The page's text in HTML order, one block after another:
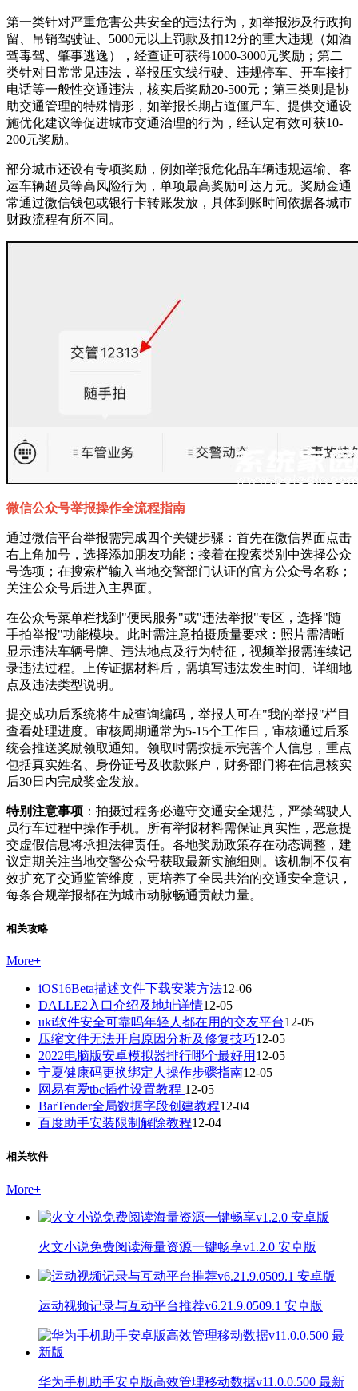
第一类针对严重危害公共安全的违法行为，如举报涉及行政拘
留、吊销驾驶证、5000元以上罚款及扣12分的重大违规（如酒
驾毒驾、肇事逃逸），经查证可获得1000-3000元奖励；第二
类针对日常常见违法，举报压实线行驶、违规停车、开车接打
电话等一般性交通违法，核实后奖励20-500元；第三类则是协
助交通管理的特殊情形，如举报长期占道僵尸车、提供交通设
施优化建议等促进城市交通治理的行为，经认定有效可获10-
200元奖励。
部分城市还设有专项奖励，例如举报危化品车辆违规运输、客
运车辆超员等高风险行为，单项最高奖励可达万元。奖励金通
常通过微信钱包或银行卡转账发放，具体到账时间依据各城市
财政流程有所不同。
微信公众号举报操作全流程指南
通过微信平台举报需完成四个关键步骤：首先在微信界面点击
右上角加号，选择添加朋友功能；接着在搜索类别中选择公众
号选项；在搜索栏输入当地交警部门认证的官方公众号名称；
关注公众号后进入主界面。
在公众号菜单栏找到"便民服务"或"违法举报"专区，选择"随
手拍举报"功能模块。此时需注意拍摄质量要求：照片需清晰
显示违法车辆号牌、违法地点及行为特征，视频举报需连续记
录违法过程。上传证据材料后，需填写违法发生时间、详细地
点及违法类型说明。
提交成功后系统将生成查询编码，举报人可在"我的举报"栏目
查看处理进度。审核周期通常为5-15个工作日，审核通过后系
统会推送奖励领取通知。领取时需按提示完善个人信息，重点
包括真实姓名、身份证号及收款账户，财务部门将在信息核实
后30日内完成奖金发放。
特别注意事项 ：拍摄过程务必遵守交通安全规范，严禁驾驶人
员行车过程中操作手机。所有举报材料需保证真实性，恶意提
交虚假信息将承担法律责任。各地奖励政策存在动态调整，建
议定期关注当地交警公众号获取最新实施细则。该机制不仅有
效扩充了交通监管维度，更培养了全民共治的交通安全意识，
每条合规举报都在为城市动脉畅通贡献力量。
相关攻略
More+
iOS16Beta描述文件下载安装方法12-06
DALLE2入口介绍及地址详情12-05
uki软件安全可靠吗年轻人都在用的交友平台12-05
压缩文件无法开启原因分析及修复技巧12-05
2022电脑版安卓模拟器排行哪个最好用 12-05
宁夏健康码更换绑定人操作步骤指南12-05
网易有爱tbc插件设置教程 12-05
BarTender全局数据字段创建教程12-04
百度助手安装限制解除教程12-04
相关软件
More+
火文小说免费阅读海量资源一键畅享v1.2.0 安卓版
运动视频记录与互动平台推荐v6.21.9.0509.1 安卓版
华为手机助手安卓版高效管理移动数据v11.0.0.500 最新